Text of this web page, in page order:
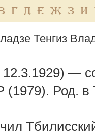
Г Д Е Ж З И
Тенгиз
12.3.1929) —
(1979). Род. в